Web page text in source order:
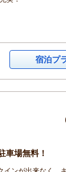
宿泊プ
車場無料！